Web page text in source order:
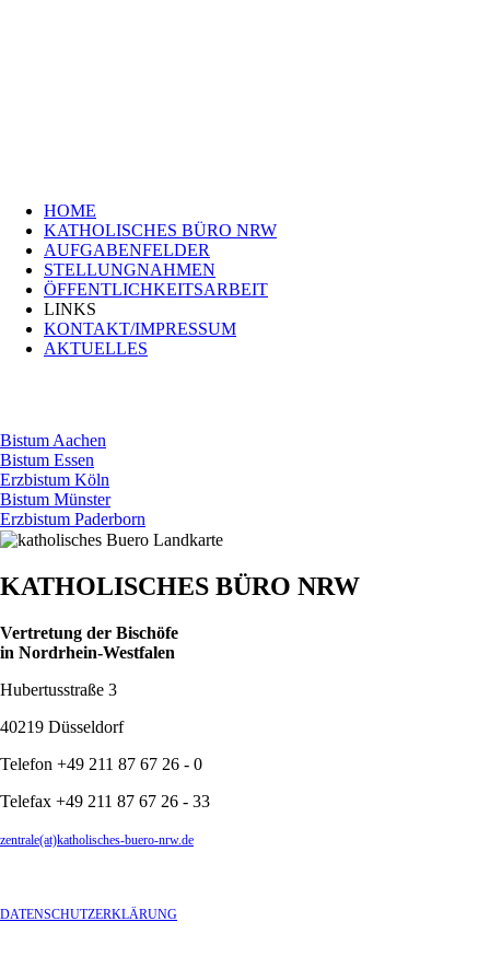
KONTAKT/IMPRESSUM
Bistum
Aachen
Bistum
Essen
Erzbistum
Köln
Bistum
Münster
überspringen
HOME
KATHOLISCHES BÜRO NRW
AUFGABENFELDER
STELLUNGNAHMEN
ÖFFENTLICHKEITSARBEIT
LINKS
KONTAKT/IMPRESSUM
AKTUELLES
Bistum Aachen
Bistum Essen
Erzbistum Köln
Bistum Münster
Erzbistum Paderborn
KATHOLISCHES BÜRO NRW
Vertretung der Bischöfe
in Nordrhein-Westfalen
Hubertusstraße 3
40219 Düsseldorf
Telefon +49 211 87 67 26 - 0
Telefax +49 211 87 67 26 - 33
zentrale(at)katholisches-buero-nrw.de
DATENSCHUTZERKLÄRUNG